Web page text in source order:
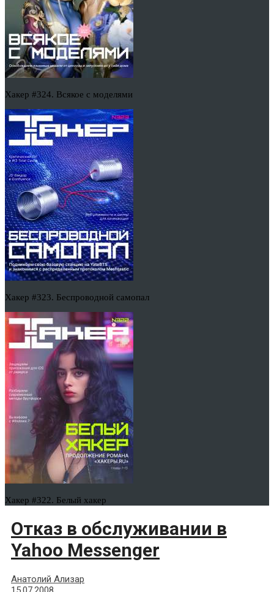
Хакер #324. Всякое с моделями
Хакер #323. Беспроводной самопал
Хакер #322. Белый хакер
Отказ в обслуживании в
Yahoo Messenger
Анатолий Ализар